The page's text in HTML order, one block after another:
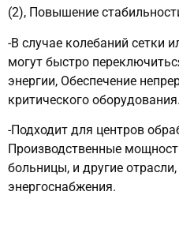
(2), Повышение
-В случае колебаний сетки
могут быстро
энергии, Обеспечение
критического оборудования.
-Подходит для центров
Производственные
больницы, и другие
энергоснабжения.